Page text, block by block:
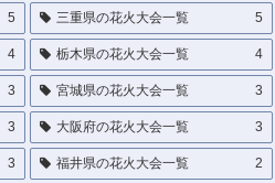
5 三重県の花火大会一覧 5
4 栃木県の花火大会一覧 4
3 宮城県の花火大会一覧 3
3 大阪府の花火大会一覧 3
3 福井県の花火大会一覧 2